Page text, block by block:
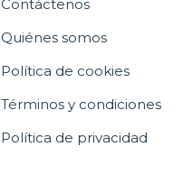
Contáctenos
Quiénes somos
Política de cookies
Términos y condiciones
Política de privacidad